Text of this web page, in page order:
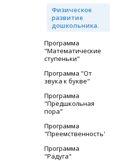
Физическое
развитие
дошкольника.
Программа
"Математические
ступеньки"
Программа "От
звука к букве"
Программа
"Предшкольная
пора"
Программа
"Преемственность"
Программа
"Радуга"